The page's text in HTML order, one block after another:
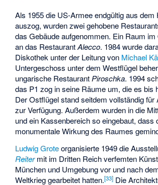
Als 1955 die US-Armee endgültig aus dem
auszog, wurden zwei gehobene
das Gebäude aufgenommen. Ein Raum
an das RestaurantAlecco. 1984 wurde
Diskothek unter der Leitung von Michael
Untergeschoss unter dem Westflügel
ungarische Restaurant Piroschka. 1994
das P1 zog in seine Räume um, die es bis
Der Ostflügel stand seitdem vollständig für
zur Verfügung. Außerdem wurden in die
und ein Kassenbereich so eingebaut, dass
monumentale Wirkung des Raumes
Ludwig Groteorganisierte 1949 die
Reitermit im Dritten Reich verfemten
München und Umgebung vor und nach
Weltkrieg gearbeitet hatten.[33] Die